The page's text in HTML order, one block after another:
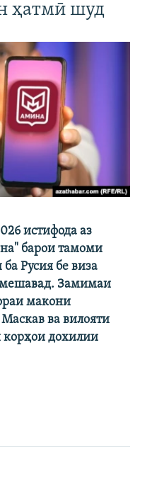
ҳатмӣ шуд
истифода аз
барои тамоми
Русия бе виза
Замимаи
макони
ва вилояти
корҳои дохилии